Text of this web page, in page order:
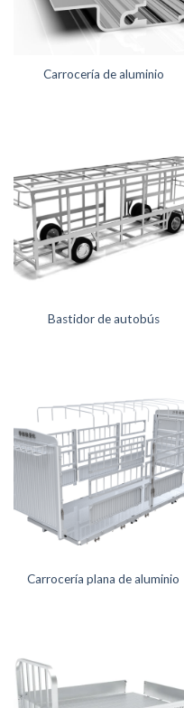
Carrocería de aluminio
Bastidor de autobús
Carrocería plana de aluminio